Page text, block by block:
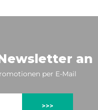
an
per E-Mail
>>>